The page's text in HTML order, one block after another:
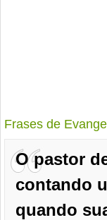
Frases de
O pastor
contando
quando